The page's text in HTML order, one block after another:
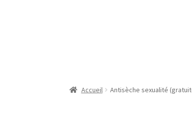
Accueil Antisèche sexualité